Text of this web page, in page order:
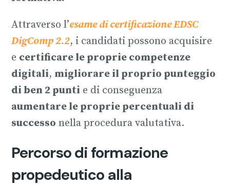
Attraverso l’esame di certificazione EDSC
DigComp 2.2, i candidati possono acquisire
e certificare le proprie competenze
digitali, migliorare il proprio punteggio
di ben 2 punti e di conseguenza
aumentare le proprie percentuali di
successo nella procedura valutativa.
Percorso di formazione
propedeutico alla